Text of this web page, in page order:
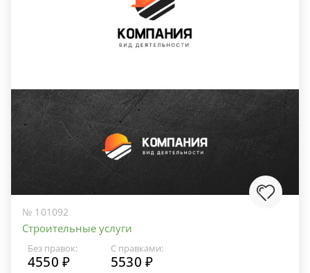
№ 101092
Строительные услуги
Без правок:
4550 ₽
С правками:
5530 ₽